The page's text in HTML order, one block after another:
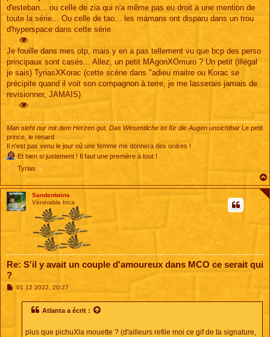
d'esteban... ou celle de zia qui n'a même pas eu droit à une mention de
toute la série... Ou celle de tao... les mamans ont disparu dans un trou
d'hyperspace dans cette série.
Je fouille dans mes otp, mais y en a pas tellement vu que bcp des perso
principaux sont casés... Allez, un petit MAgonXOmuro ? Un petit (illégal
je sais) TyriasXKorac (cette scène dans "adieu maitre ou Korac se
précipite quand il voit son compagnon à terre, je me lasserais jamais de
revisionner, JAMAIS)
Man sieht nur mit dem Herzen gut. Das Wesentliche ist für die Augen unsichtbar Le petit
prince, le renard
Il n'est pas venu le jour où une femme me donnera des ordres !
Et bien si justement ! Il faut une première à tout !
Tyrias
Sandentwins
Vénérable Inca
Re: S'il y avait un couple d'amoureux dans MCO ce serait qui
?
M01 12 2022, 20:27
Atlanta a écrit :
plus que pichuXla mouette ? (d'ailleurs refile moi ce gif de ta signature,